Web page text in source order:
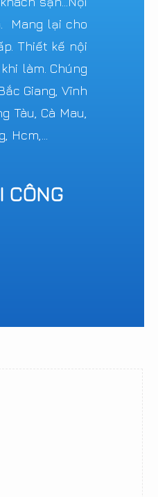
Mang lại cho
Thiết kế nội
làm. Chúng
Giang, Vĩnh
Tàu, Cà Mau,
CÔNG